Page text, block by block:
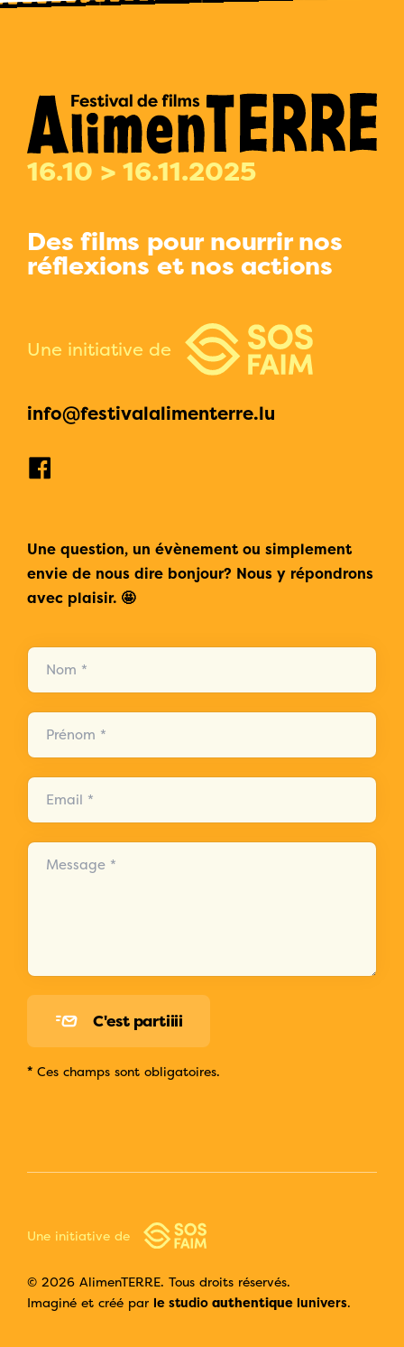
16.10 > 16.11.2025
Des films pour nourrir nos
réflexions et nos actions
Une initiative de
info@festivalalimenterre.lu
Une question, un évènement ou simplement
envie de nous dire bonjour? Nous y répondrons
avec plaisir. 🤩
Nom *
Prénom *
Email *
Message *
C'est partiiii
* Ces champs sont obligatoires.
Une initiative de
© 2026 AlimenTERRE. Tous droits réservés.
Imaginé et créé par le studio audacieuxlunivers.